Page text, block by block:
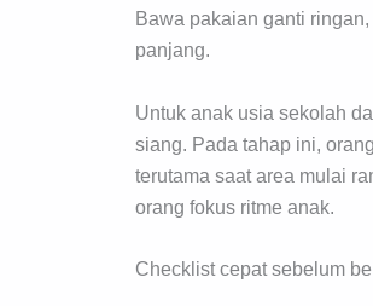
Bawa pakaian ganti
panjang.
Untuk anak usia sekolah
siang. Pada tahap ini,
terutama saat area mulai
orang fokus ritme anak.
Checklist cepat sebelum